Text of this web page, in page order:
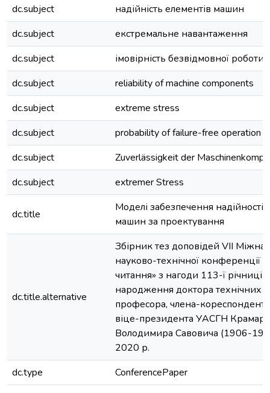
dc.subject
надійність елементів машин
dc.subject
екстремальне навантаження
dc.subject
імовірність безвідмовної роботи
dc.subject
reliability of machine components
dc.subject
extreme stress
dc.subject
probability of failure-free operation
dc.subject
Zuverlässigkeit der
dc.subject
extremer Stress
dc.title
Моделі забезпечення надійності
машин за проектування
dc.title.alternative
Збірник тез доповідей VIІ
науково-технічної конференції
читання» з нагоди 113-ї річниці
народження доктора технічних
професора, члена-
віце-президента УАСГН
Володимира Савовича (1906-
2020 р.
dc.type
ConferencePaper